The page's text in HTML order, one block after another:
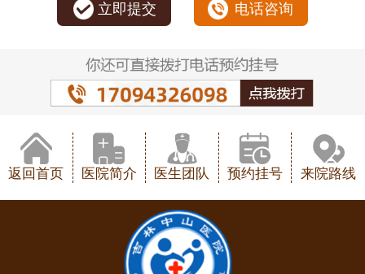
立即提交 电话咨询
返回首页 医院简介 医生团队 预约挂号 来院路线